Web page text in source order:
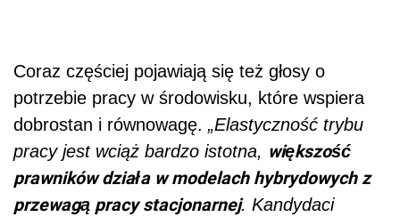
Coraz częściej pojawiają się też głosy o
potrzebie pracy w środowisku, które wspiera
dobrostan i równowagę. „Elastyczność trybu
pracy jest wciąż bardzo istotna, większość
prawników działa w modelach hybrydowych z
przewagą pracy stacjonarnej. Kandydaci